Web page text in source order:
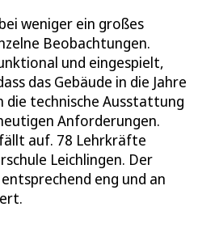
weniger ein großes
Beobachtungen.
und eingespielt,
das Gebäude in die Jahre
die technische Ausstattung
Anforderungen.
auf. 78 Lehrkräfte
Leichlingen. Der
eng und an